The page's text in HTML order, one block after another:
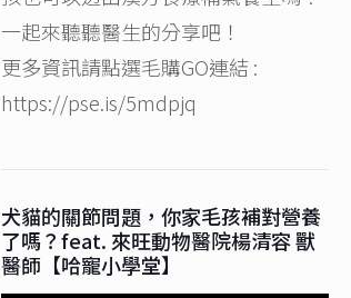
一起來聽聽醫生的分享吧！
更多資訊請點選毛購GO連結 :
https://pse.is/5mdpjq
犬貓的關節問題，你家毛孩補對營養
了嗎？feat. 來旺動物醫院楊清容 獸
醫師【哈寵小學堂】